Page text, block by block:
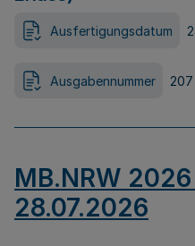
Ausfertigungsdatum
Ausgabennummer 207
MB.NRW
28.07.2026